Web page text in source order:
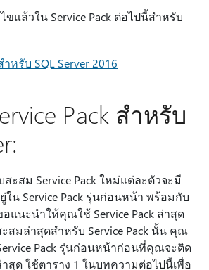
แล้วใน Service Pack ต่อไปนี้สําหรับ
าหรับ SQL Server 2016
Pack สําหรับ
สะสม Service Pack ใหม่แต่ละตัวจะมี
น Service Pack รุ่นก่อนหน้า พร้อมกับ
แนะนําให้คุณใช้ Service Pack ล่าสุด
สมล่าสุดสําหรับ Service Pack นั้น คุณ
Pack รุ่นก่อนหน้าก่อนที่คุณจะติด
าสุด ใช้ตาราง 1 ในบทความต่อไปนี้เพื่อ